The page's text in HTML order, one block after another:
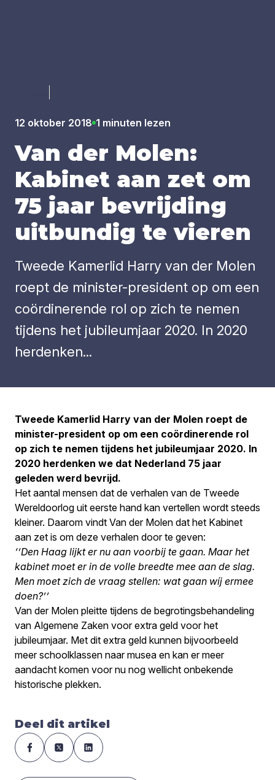
12 oktober 2018 1 minuten lezen
Van der Molen:
Kabi­net aan zet om
75 jaar bevrij­ding
uit­bun­dig te vie­ren
Tweede Kamerlid Harry van der Molen
roept de minister-president op om een
coördinerende rol op zich te nemen
tijdens het jubileumjaar 2020. In 2020
herdenken...
Tweede Kamerlid Harry van der Molen roept de
minister-president op om een coördinerende rol
op zich te nemen tijdens het jubileumjaar 2020. In
2020 herdenken we dat Nederland 75 jaar
geleden werd bevrijd.
Het aantal mensen dat de verhalen van de Tweede
Wereldoorlog uit eerste hand kan vertellen wordt steeds
kleiner. Daarom vindt Van der Molen dat het Kabinet
aan zet is om deze verhalen door te geven:
‘’Den Haag lijkt er nu aan voorbij te gaan. Maar het
kabinet moet er in de volle breedte mee aan de slag.
Men moet zich de vraag stellen: wat gaan wíj ermee
doen?’’
Van der Molen pleitte tijdens de begrotingsbehandeling
van Algemene Zaken voor extra geld voor het
jubileumjaar. Met dit extra geld kunnen bijvoorbeeld
meer schoolklassen naar musea en kan er meer
aandacht komen voor nu nog wellicht onbekende
historische plekken.
Deel dit artikel